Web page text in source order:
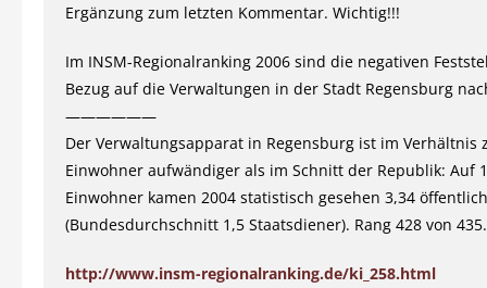
Ergänzung zum letzten Kommentar. Wichtig!!!
Im INSM-Regionalranking 2006 sind die negativen
Bezug auf die Verwaltungen in der Stadt Regensburg
——————
Der Verwaltungsapparat in Regensburg ist im Verhältnis
Einwohner aufwändiger als im Schnitt der Republik: Auf
Einwohner kamen 2004 statistisch gesehen 3,34
(Bundesdurchschnitt 1,5 Staatsdiener). Rang 428 von 435.
http://www.insm-regionalranking.de/ki_258.html